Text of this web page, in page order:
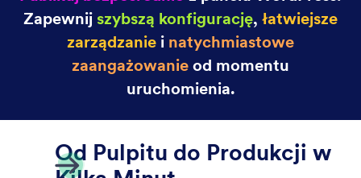
Agent Persona
Stwórz osobowość chatbota, która pasuje do Twojej
kreatora WordPress.